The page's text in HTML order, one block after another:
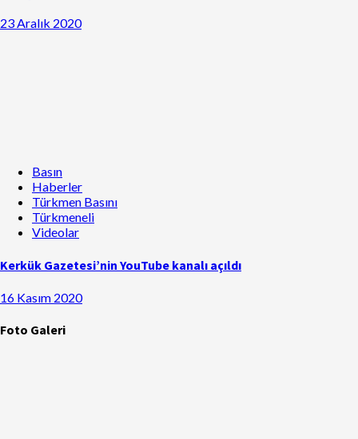
23 Aralık 2020
Basın
Haberler
Türkmen Basını
Türkmeneli
Videolar
Kerkük Gazetesi’nin YouTube kanalı açıldı
16 Kasım 2020
Foto Galeri